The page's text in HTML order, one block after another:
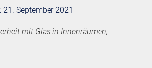
September 2021
mit Glas in Innenräumen,